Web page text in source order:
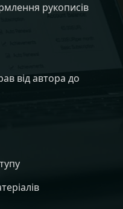
рукописів
від автора до